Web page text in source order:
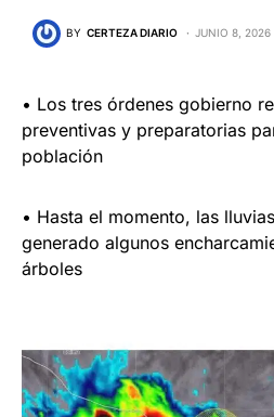
BY CERTEZA DIARIO JUNIO 8, 2026
• Los tres órdenes gobierno
preventivas y preparatorias
población
• Hasta el momento, las
generado algunos
árboles